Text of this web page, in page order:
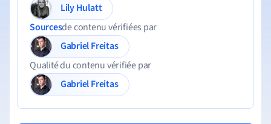
Lily Hulatt
Sourcesde contenu vérifiées par
Gabriel Freitas
Qualité du contenu vérifiée par
Gabriel Freitas